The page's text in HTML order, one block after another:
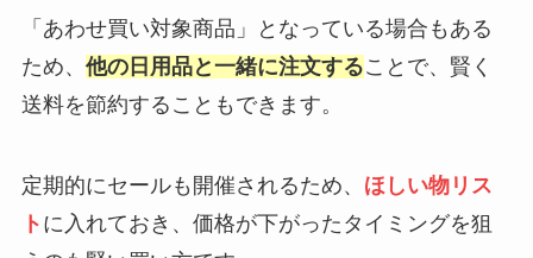
「あわせ買い対象商品」となっている場合もある
ため、 他の日用品と一緒に注文することで、賢く
送料を節約することもできます。
定期的にセールも開催されるため、 ほしい物リス
ト に入れておき、価格が下がったタイミングを狙